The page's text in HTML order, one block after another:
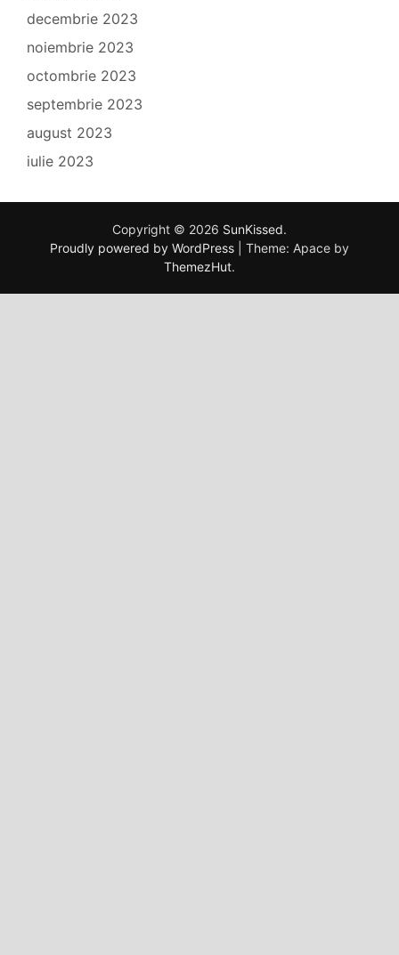
decembrie 2023
noiembrie 2023
octombrie 2023
septembrie 2023
august 2023
iulie 2023
Copyright © 2026 SunKissed.
Proudly powered by WordPress
Theme: Apace by
ThemezHut.